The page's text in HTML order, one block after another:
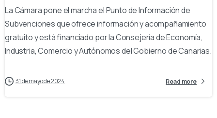
La Cámara pone el marcha el Punto de Información de
Subvenciones que ofrece información y acompañamiento
gratuito y está financiado por la Consejería de Economía,
Industria, Comercio y Autónomos del Gobierno de Canarias.
31 de mayo de 2024 Read more